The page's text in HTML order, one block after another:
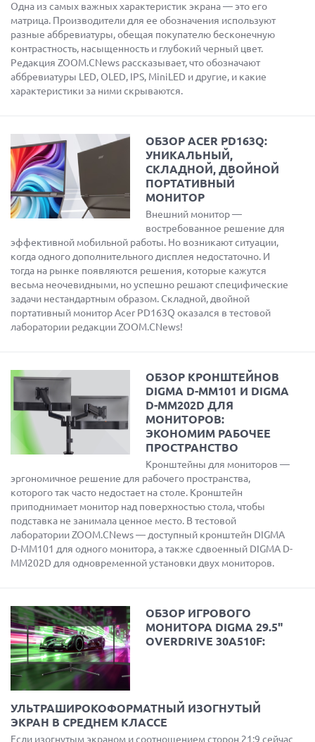
Одна из самых важных характеристик экрана — это его
матрица. Производители для ее обозначения используют
разные аббревиатуры, обещая покупателю бесконечную
контрастность, насыщенность и глубокий черный цвет.
Редакция ZOOM.CNews рассказывает, что обозначают
аббревиатуры LED, OLED, IPS, MiniLED и другие, и какие
характеристики за ними скрываются.
ОБЗОР ACER PD163Q:
УНИКАЛЬНЫЙ,
СКЛАДНОЙ, ДВОЙНОЙ
ПОРТАТИВНЫЙ
МОНИТОР
Внешний монитор —
востребованное решение для
эффективной мобильной работы. Но возникают ситуации,
когда одного дополнительного дисплея недостаточно. И
тогда на рынке появляются решения, которые кажутся
весьма неочевидными, но успешно решают специфические
задачи нестандартным образом. Складной, двойной
портативный монитор Acer PD163Q оказался в тестовой
лаборатории редакции ZOOM.CNews!
ОБЗОР КРОНШТЕЙНОВ
DIGMA D-MM101 И DIGMA
D-MM202D ДЛЯ
МОНИТОРОВ:
ЭКОНОМИМ РАБОЧЕЕ
ПРОСТРАНСТВО
Кронштейны для мониторов —
эргономичное решение для рабочего пространства,
которого так часто недостает на столе. Кронштейн
приподнимает монитор над поверхностью стола, чтобы
подставка не занимала ценное место. В тестовой
лаборатории ZOOM.CNews — доступный кронштейн DIGMA
D-MM101 для одного монитора, а также сдвоенный DIGMA D-
MM202D для одновременной установки двух мониторов.
ОБЗОР ИГРОВОГО
МОНИТОРА DIGMA 29.5"
OVERDRIVE 30A510F:
УЛЬТРАШИРОКОФОРМАТНЫЙ ИЗОГНУТЫЙ
ЭКРАН В СРЕДНЕМ КЛАССЕ
Если изогнутым экраном и соотношением сторон 21:9 сейчас